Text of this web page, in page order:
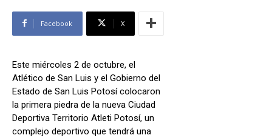
Facebook X
Este miércoles 2 de octubre, el
Atlético de San Luis y el Gobierno del
Estado de San Luis Potosí colocaron
la primera piedra de la nueva Ciudad
Deportiva Territorio Atleti Potosí, un
complejo deportivo que tendrá una